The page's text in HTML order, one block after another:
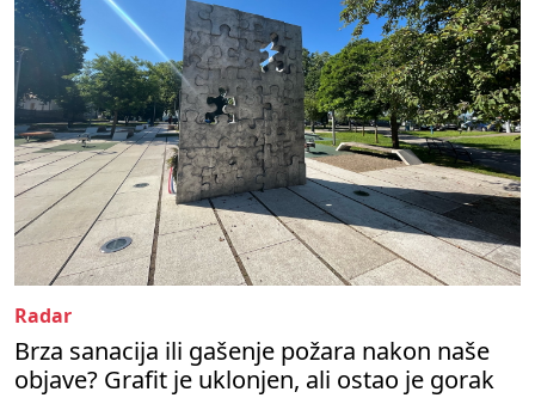
Radar
Brza sanacija ili gašenje požara nakon naše
objave? Grafit je uklonjen, ali ostao je gorak